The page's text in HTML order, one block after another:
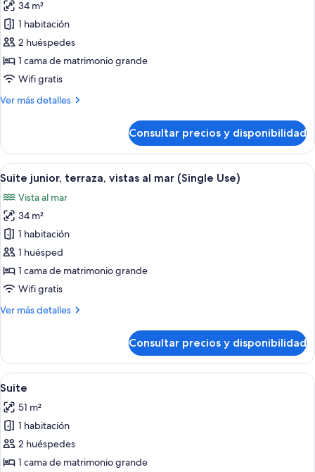
vistas
al
mar
fotos
de
Suite
junior,
terraza,
al
34 m²
1 habitación
2 huéspedes
1 cama de matrimonio grande
Wifi gratis
Ver más detalles
Más
junior,
terraza,
vistas
mar
Consultar precios y disponibilidad
Abrir
todas
las
fotos
de
Suite
junior,
terraza,
al
Use)
Un balcón con un sofá verde y una
8
Suite junior, terraza, vistas al mar (Single Use)
Vista al mar
34 m²
1 habitación
1 huésped
1 cama de matrimonio grande
Wifi gratis
Ver más detalles
Más
junior,
terraza,
vistas
mar
(Single
Use)
Consultar precios y disponibilidad
Abrir
todas
las
fotos
de
Suite
Una habitación de hotel moderna
5
Suite
51 m²
1 habitación
2 huéspedes
1 cama de matrimonio grande